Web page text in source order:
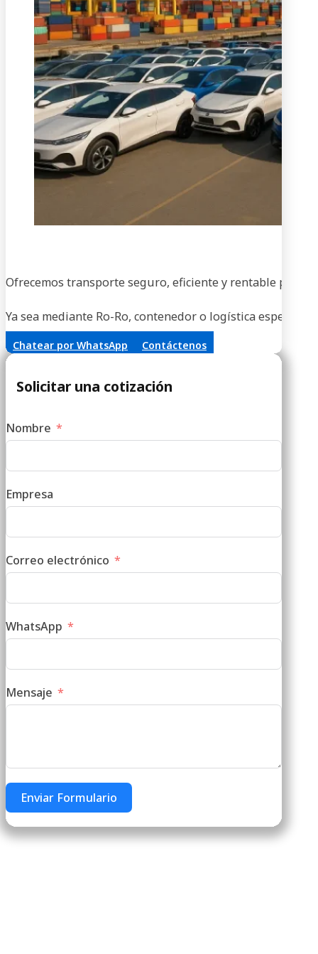
Ofrecemos transporte seguro, eficiente y rentable para
Ya sea mediante Ro-Ro, contenedor o logística
Chatear por WhatsApp Contáctenos
Solicitar una cotización
Nombre
Empresa
Correo electrónico
WhatsApp
Mensaje
Enviar Formulario